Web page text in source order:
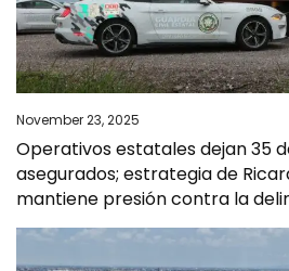
November 23, 2025
Operativos estatales dejan 35
asegurados; estrategia de
mantiene presión contra la